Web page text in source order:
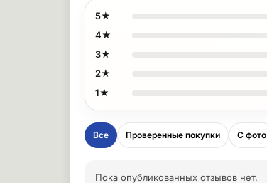
5★
4★
3★
2★
1★
Все Проверенные покупки С фото
Пока опубликованных отзывов нет.